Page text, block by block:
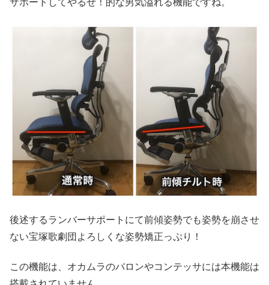
後述するランバーサポートにて前傾姿勢でも姿勢を崩させ
ない宝塚歌劇団よろしくな姿勢矯正っぷり！
この機能は、オカムラのバロンやコンテッサには本機能は